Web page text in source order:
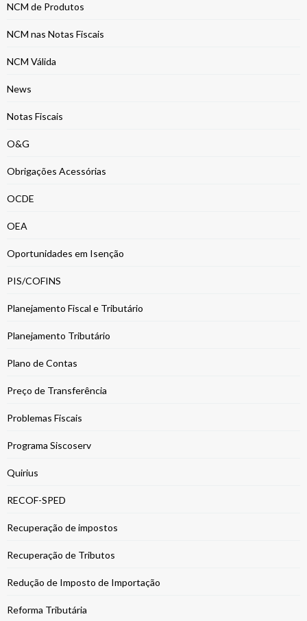
NCM de Produtos
NCM nas Notas Fiscais
NCM Válida
News
Notas Fiscais
O&G
Obrigações Acessórias
OCDE
OEA
Oportunidades em Isenção
PIS/COFINS
Planejamento Fiscal e Tributário
Planejamento Tributário
Plano de Contas
Preço de Transferência
Problemas Fiscais
Programa Siscoserv
Quirius
RECOF-SPED
Recuperação de impostos
Recuperação de Tributos
Redução de Imposto de Importação
Reforma Tributária